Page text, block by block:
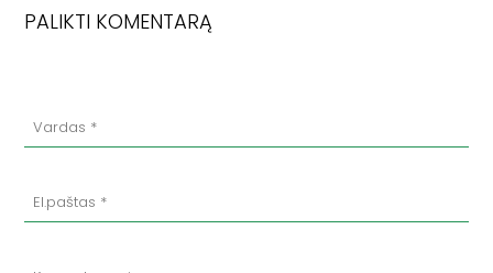
PALIKTI KOMENTARĄ